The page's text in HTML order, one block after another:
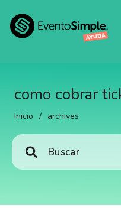
como cobrar
Inicio / archives